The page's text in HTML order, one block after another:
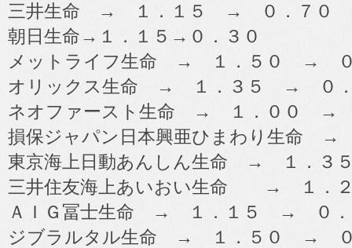
三井生命 → １．１５ → ０．７０
朝日生命→１．１５→０．３０
メットライフ生命 → １．５０ → ０
オリックス生命 → １．３５ → ０．
ネオファースト生命 → １．００ →
損保ジャパン日本興亜ひまわり生命
東京海上日動あんしん生命 → １．
三井住友海上あいおい生命 → １．
ＡＩＧ冨士生命 → １．１５ → ０．
ジブラルタル生命 → １．５０ → ０